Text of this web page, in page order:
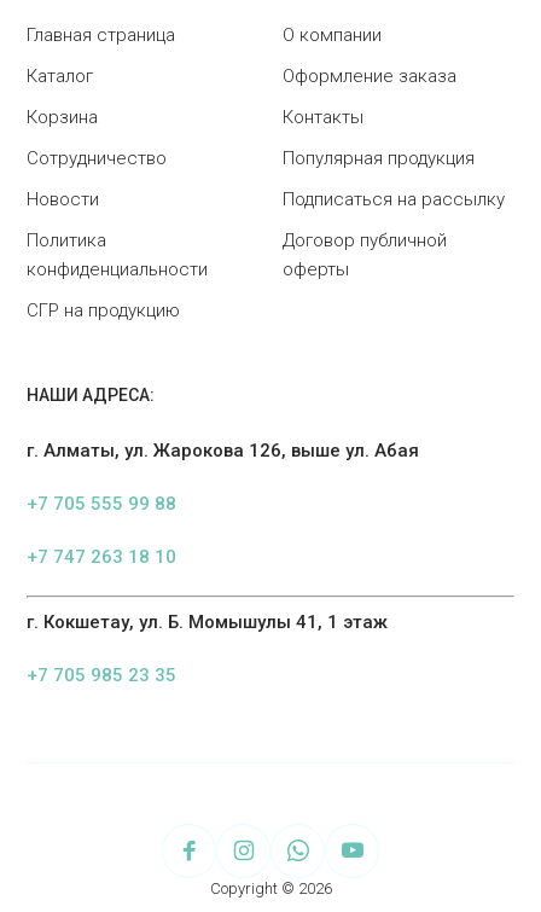
Главная страница
О компании
Каталог
Оформление заказа
Корзина
Контакты
Сотрудничество
Популярная продукция
Новости
Подписаться на рассылку
Политика
конфиденциальности
Договор публичной
оферты
СГР на продукцию
НАШИ АДРЕСА:
г. Алматы, ул. Жарокова 126, выше ул. Абая
+7 705 555 99 88
+7 747 263 18 10
г. Кокшетау, ул. Б. Момышулы 41, 1 этаж
+7 705 985 23 35
Copyright © 2026